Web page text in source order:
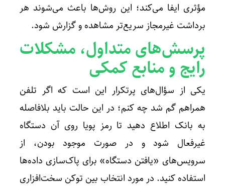
مؤثری ایفا می‌کند؛ این روش‌ها باعث می‌شوند هر
برداشت غیرمجاز سریع‌تر مشاهده و گزارش شود.
پرسش‌های متداول، مشکلات
رایج و منابع کمکی
یکی از سؤال‌های پرتکرار این است که اگر تلفن
همراهم گم شد چه کنم؛ در این حالت باید بلافاصله
به بانک اطلاع دهید تا رمز پویا روی آن دستگاه
غیرفعال شود و در صورت موجود بودن، از
سرویس‌های «یافتن دستگاه» برای پاک‌سازی داده‌ها
استفاده کنید. در مورد انتخاب بین توکن سخت‌افزاری